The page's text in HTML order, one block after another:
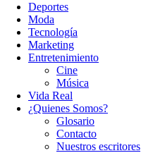
Deportes
Moda
Tecnología
Marketing
Entretenimiento
Cine
Música
Vida Real
¿Quienes Somos?
Glosario
Contacto
Nuestros escritores